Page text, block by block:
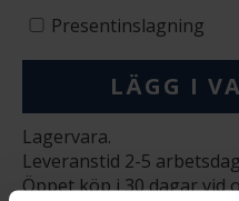
Presentinslagning
LÄGG I
Lagervara.
Leveranstid 2-5
Öppet köp i 30 dagar vid